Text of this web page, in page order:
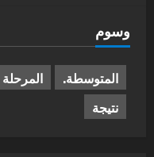
وسوم
المتوسطة. المرحلة
نتيجة